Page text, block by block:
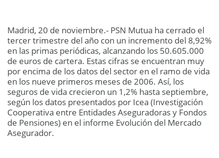
Madrid, 20 de noviembre.- PSN Mutua ha cerrado el
tercer trimestre del año con un incremento del 8,92%
en las primas periódicas, alcanzando los 50.605.000
de euros de cartera. Estas cifras se encuentran muy
por encima de los datos del sector en el ramo de vida
en los nueve primeros meses de 2006. Así, los
seguros de vida crecieron un 1,2% hasta septiembre,
según los datos presentados por Icea (Investigación
Cooperativa entre Entidades Aseguradoras y Fondos
de Pensiones) en el informe Evolución del Mercado
Asegurador.